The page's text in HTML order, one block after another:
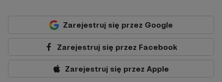
Zarejestruj się przez Google
Zarejestruj się przez Facebook
Zarejestruj się przez Apple